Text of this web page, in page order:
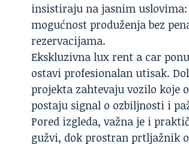
insistiraju na jasnim
mogućnost produženja bez
rezervacijama.
Ekskluzivna lux rent a car
ostavi profesionalan utisak.
projekta zahtevaju vozilo koje
postaju signal o ozbiljnosti i
Pored izgleda, važna je i
gužvi, dok prostran prtljažnik